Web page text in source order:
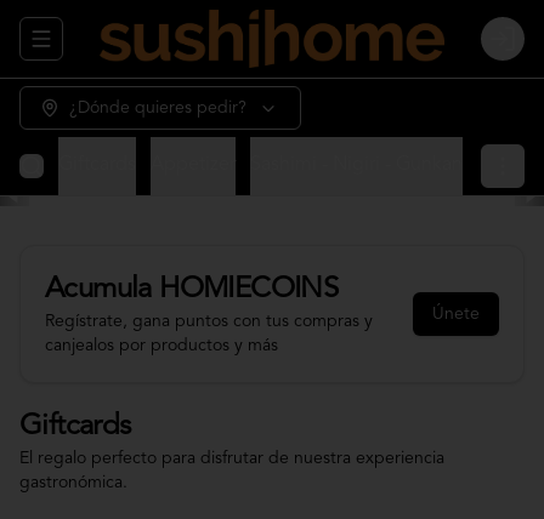
Abrir menu de navegación Login
¿Dónde quieres pedir?
Acumula HOMIECOINS
Regístrate, gana puntos con tus compras y
canjealos por productos y más
Únete
Giftcards
El regalo perfecto para disfrutar de nuestra experiencia
gastronómica.